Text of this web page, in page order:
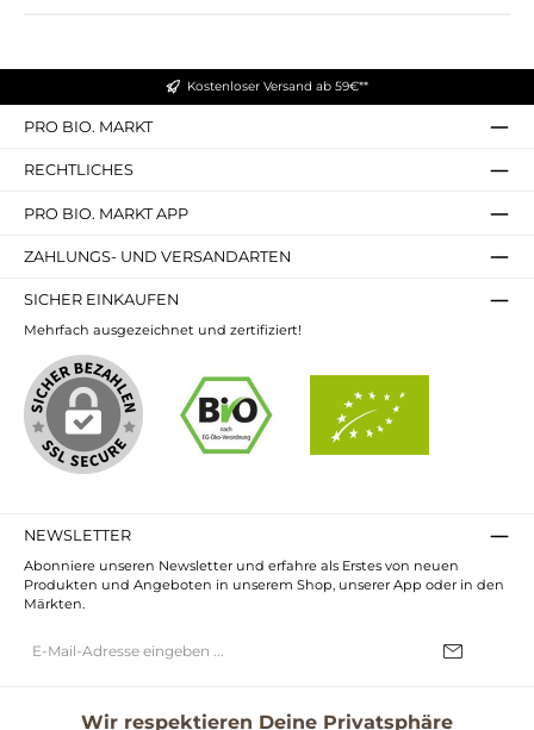
Kostenloser Versand ab 59€**
PRO BIO. MARKT
RECHTLICHES
PRO BIO. MARKT APP
ZAHLUNGS- UND VERSANDARTEN
SICHER EINKAUFEN
Mehrfach ausgezeichnet und zertifiziert!
NEWSLETTER
Abonniere unseren Newsletter und erfahre als Erstes von neuen
Produkten und Angeboten in unserem Shop, unserer App oder in den
Märkten.
Mail-
Wir respektieren Deine Privatsphäre